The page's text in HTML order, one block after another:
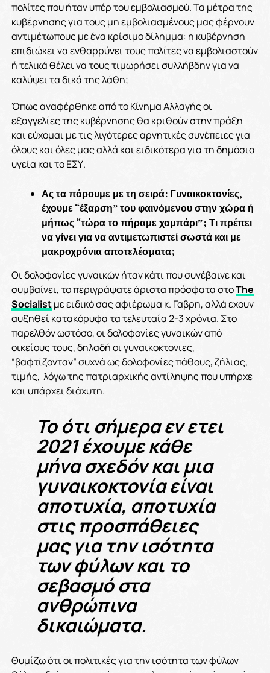
πολίτες που ήταν υπέρ του εμβολιασμού. Τα μέτρα της
κυβέρνησης για τους μη εμβολιασμένους μας φέρνουν
αντιμέτωπους με ένα κρίσιμο δίλημμα: η κυβέρνηση
επιδιώκει να ενθαρρύνει τους πολίτες να εμβολιαστούν
ή τελικά θέλει να τους τιμωρήσει συλλήβδην για να
καλύψει τα δικά της λάθη;
Όπως αναφέρθηκε από το Κίνημα Αλλαγής οι
εξαγγελίες της κυβέρνησης θα κριθούν στην πράξη
και εύχομαι με τις λιγότερες αρνητικές συνέπειες για
όλους και όλες μας αλλά και ειδικότερα για τη δημόσια
υγεία και το ΕΣΥ.
Ας τα πάρουμε με τη σειρά: Γυναικοκτονίες,
έχουμε “έξαρση” του φαινόμενου στην χώρα ή
μήπως “τώρα το πήραμε χαμπάρι”; Τι πρέπει
να γίνει για να αντιμετωπιστεί σωστά και με
μακροχρόνια αποτελέσματα;
Οι δολοφονίες γυναικών ήταν κάτι που συνέβαινε και
συμβαίνει, το περιγράψατε άριστα πρόσφατα στοThe
Socialistμε ειδικό σας αφιέρωμα κ. Γαβρη, αλλά εχουν
αυξηθεί κατακόρυφα τα τελευταία 2-3 χρόνια. Στο
παρελθόν ωστόσο, οι δολοφονίες γυναικών από
οικείους τους, δηλαδή οι γυναικοκτονιες,
“βαφτίζονταν” συχνά ως δολοφονίες πάθους, ζήλιας,
τιμής, λόγω της πατριαρχικής αντίληψης που υπήρχε
και υπάρχει διάχυτη.
Το ότι σήμερα εν ετει
2021 έχουμε κάθε
μήνα σχεδόν και μια
γυναικοκτονία είναι
αποτυχία, αποτυχία
στις προσπάθειες
μας για την ισότητα
των φύλων και το
σεβασμό στα
ανθρώπινα
δικαιώματα.
Θυμίζω ότι οι πολιτικές για την ισότητα των φύλων